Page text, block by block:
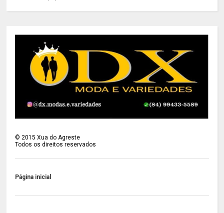
©2015 Xua do Agreste
Todos os direitos reservados
Página inicial